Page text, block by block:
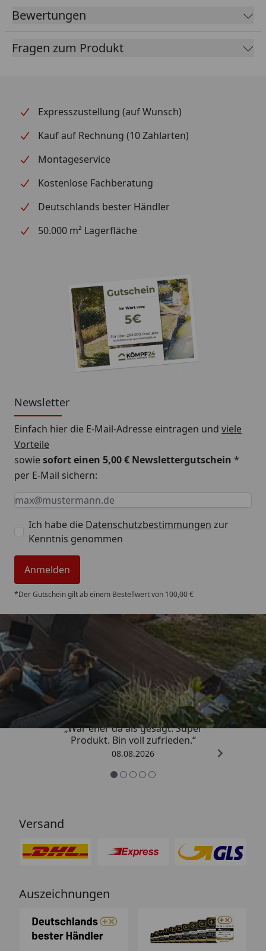
Bewertungen
Fragen zum Produkt
Expresszustellung (auf Wunsch)
Kauf auf Rechnung (10 Zahlarten)
Montageservice
Kostenlose Fachberatung
Deutschlands bester Händler
50.000 m² Lagerfläche
Newsletter
Einfach hier die E-Mail-Adresse eintragen und viele
Vorteile
sowiesofort einen 5,00 € Newslettergutschein *
per E-Mail sichern:
Keine Eingabe erforderlich
Eingabe erforderlich
E-Mail *
Ich habe die Datenschutzbestimmungen zur
Kenntnis genommen
Anmelden
*Der Gutschein gilt ab einem Bestellwert von 100,00 €
Trusted Shops
4,85/ 5
„War eher da als gesagt. Super
Produkt. Bin voll zufrieden.“
08.08.2026
Versand
Auszeichnungen